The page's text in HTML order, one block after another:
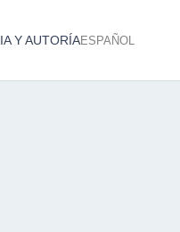
Y AUTORÍAESPAÑOL